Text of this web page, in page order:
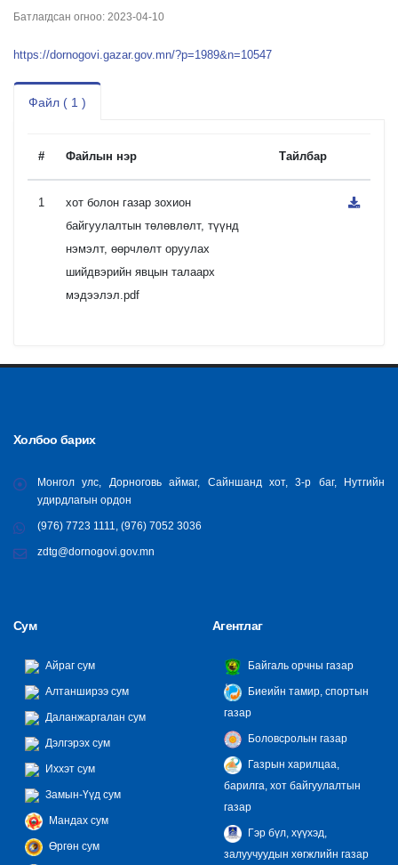
Батлагдсан огноо: 2023-04-10
https://dornogovi.gazar.gov.mn/?p=1989&n=10547
Файл ( 1 )
# Файлын нэр Тайлбар
1
хот болон газар зохион
байгуулалтын төлөвлөлт, түүнд
нэмэлт, өөрчлөлт оруулах
шийдвэрийн явцын талаарх
мэдээлэл.pdf
Холбоо барих
Монгол улс, Дорноговь аймаг, Сайншанд хот, 3-р баг, Нутгийн
удирдлагын ордон
(976) 7723 1111, (976) 7052 3036
zdtg@dornogovi.gov.mn
Сум
Айраг сум
Алтанширээ сум
Даланжаргалан сум
Дэлгэрэх сум
Иххэт сум
Замын-Үүд сум
Мандах сум
Өргөн сум
Агентлаг
Байгаль орчны газар
Биеийн тамир, спортын
газар
Боловсролын газар
Газрын харилцаа,
барилга, хот байгуулалтын
газар
Гэр бүл, хүүхэд,
залуучуудын хөгжлийн газар